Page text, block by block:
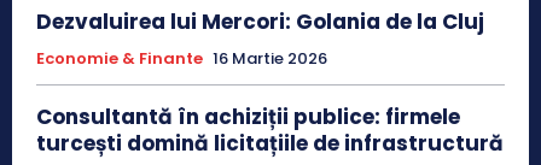
Dezvaluirea lui Mercori: Golania de la Cluj
Economie & Finante 16 Martie 2026
Consultantă în achiziții publice: firmele
turcești domină licitațiile de infrastructură